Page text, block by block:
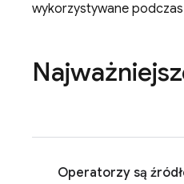
wykorzystywane
Operatorzy są